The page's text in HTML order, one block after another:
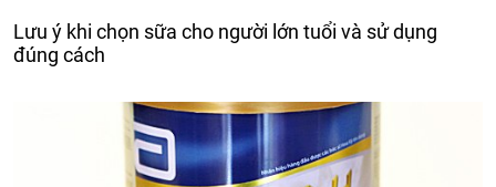
Lưu ý khi chọn sữa cho người lớn tuổi và sử dụng
đúng cách